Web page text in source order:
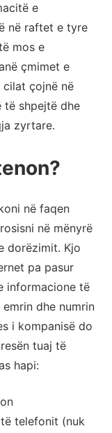
e
në raftet e tyre
mos e
çmimet e
çojnë në
të shpejtë dhe
zyrtare.
në faqen
në mënyrë
dorëzimit. Kjo
pa pasur
informacione të
dhe numrin
i kompanisë do
tuaj të
hapi:
telefonit (nuk